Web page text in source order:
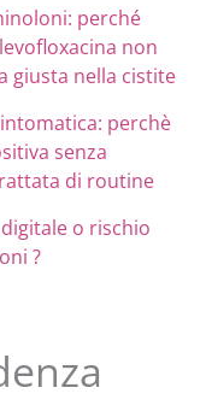
perché
non
giusta nella cistite
perchè
senza
di routine
o rischio
?